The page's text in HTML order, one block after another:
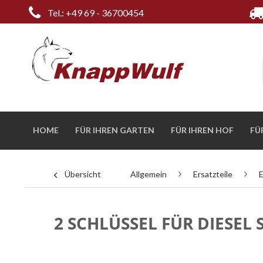
Tel.: +49 69 - 36700454
HOME FÜR IHREN GARTEN FÜR IHREN HOF
Übersicht Allgemein Ersatzteile
2 SCHLÜSSEL FÜR